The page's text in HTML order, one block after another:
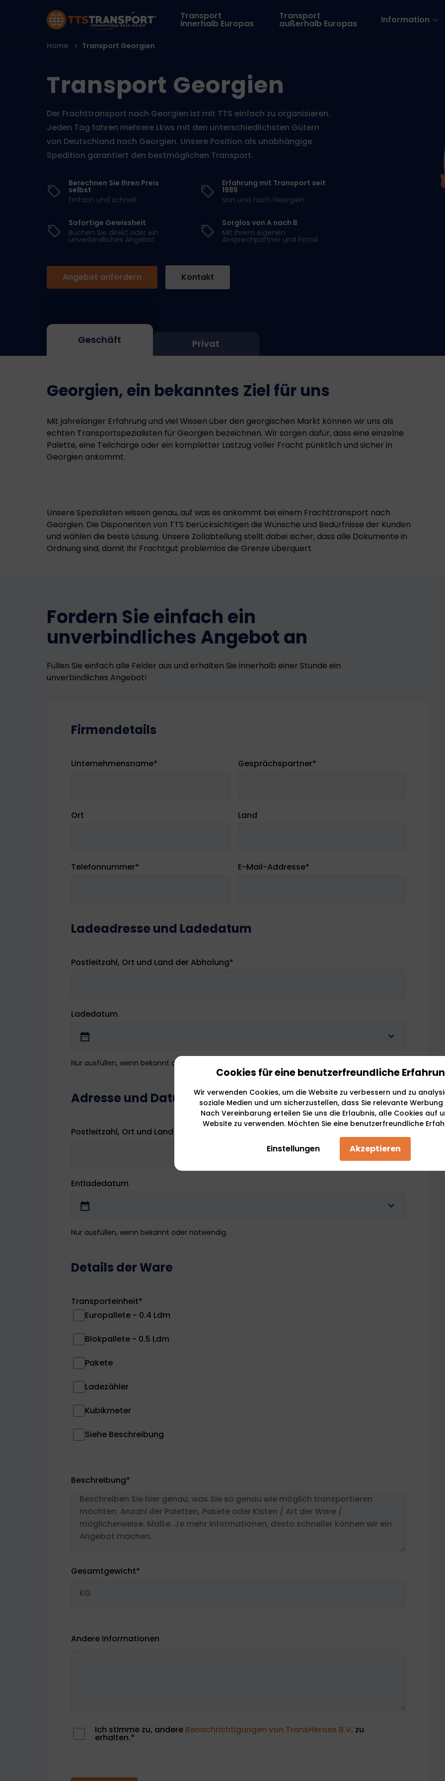
Transport
innerhalb Europas
Transport
außerhalb Europas Information
Home Transport Georgien
Transport Georgien
Der Frachttransport nach Georgien ist mit TTS einfach zu organisieren.
Jeden Tag fahren mehrere Lkws mit den unterschiedlichsten Gütern
von Deutschland nach Georgien. Unsere Position als unabhängige
Spedition garantiert den bestmöglichen Transport.
Berechnen Sie Ihren Preis
selbst
Einfach und schnell
Erfahrung mit Transport seit
1986
Von und nach Georgien
Sofortige Gewissheit
Buchen Sie direkt oder ein
unverbindliches Angebot
Sorglos von A nach B
Mit Ihrem eigenen
Ansprechpartner und Portal
Angebot anfordern Kontakt
Geschäft Privat
Georgien, ein bekanntes Ziel für uns
Mit jahrelanger Erfahrung und viel Wissen über den georgischen Markt können wir uns als
echten Transportspezialisten für Georgien bezeichnen. Wir sorgen dafür, dass eine einzelne
Palette, eine Teilcharge oder ein kompletter Lastzug voller Fracht pünktlich und sicher in
Georgien ankommt.
Unsere Spezialisten wissen genau, auf was es ankommt bei einem Frachttransport nach
Georgien. Die Disponenten von TTS berücksichtigen die Wünsche und Bedürfnisse der Kunden
und wählen die beste Lösung. Unsere Zollabteilung stellt dabei sicher, dass alle Dokumente in
Ordnung sind, damit Ihr Frachtgut problemlos die Grenze überquert.
Fordern Sie einfach ein
unverbindliches Angebot an
Füllen Sie einfach alle Felder aus und erhalten Sie innerhalb einer Stunde ein
unverbindliches Angebot!
Firmendetails
Unternehmensname* Gesprächspartner*
Ort Land
Telefonnummer* E-Mail-Addresse*
Ladeadresse und Ladedatum
Postleitzahl, Ort und Land der Abholung*
Ladedatum
Nur ausfüllen, wenn bekannt oder notwendig.
Adresse und Datum entladen
Postleitzahl, Ort und Land der Lieferung
Entladedatum
Nur ausfüllen, wenn bekannt oder notwendig.
Details der Ware
Transporteinheit*
Europallete - 0.4 Ldm
Blokpallete - 0.5 Ldm
Pakete
Ladezähler
Kubikmeter
Siehe Beschreibung
Beschreibung*
Gesamtgewicht*
Andere Informationen
Ich stimme zu, andere Benachrichtigungen von TransHeroes B.V. zu
erhalten.*
Cookies für eine benutzerfreundliche
Wir verwenden Cookies, um die Website zu verbessern und zu
soziale Medien und um sicherzustellen, dass Sie relevante Werbung
Nach Vereinbarung erteilen Sie uns die Erlaubnis, alle Cookies auf
Website zu verwenden. Möchten Sie eine benutzerfreundliche
Einstellungen Akzeptieren